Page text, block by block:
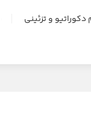
دکوراتیو و تزئینی